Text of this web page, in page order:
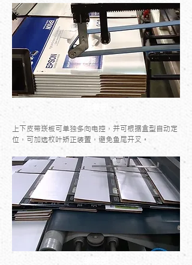
上下皮带崁板可单独多向电控，并可根据盒型自动定
位，可加选枚叶矫正装置，避免鱼尾开叉。